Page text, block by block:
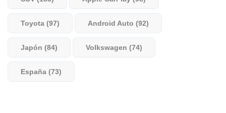
Toyota (97) Android Auto (92)
Japón (84) Volkswagen (74)
España (73)